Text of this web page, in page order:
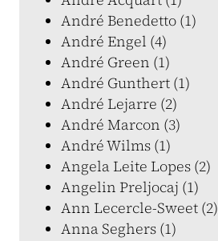
André Benedetto (1)
André Engel (4)
André Green (1)
André Gunthert (1)
André Lejarre (2)
André Marcon (3)
André Wilms (1)
Angela Leite Lopes (2)
Angelin Preljocaj (1)
Ann Lecercle-Sweet (2)
Anna Seghers (1)